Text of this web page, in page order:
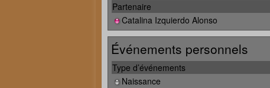
Partenaire
Catalina Izquierdo Alonso
Événements personnels
Type d’événements
Naissance